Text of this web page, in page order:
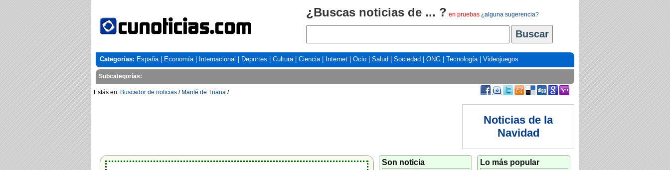
¿Buscas noticias de ... ? en pruebas ¿alguna sugerencia?
Categorías: España| Economía| Internacional Deportes Cultura| Ciencia| Internet Ocio Salud Sociedad ONG Tecnología| Videojuegos
Subcategorías:
Estás en: Buscador de noticias / Marifé de Triana /
Noticias de la
Navidad
Son noticia Lo más popular